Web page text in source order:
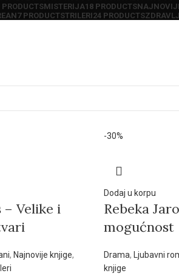
PRODUCTSMISTERIJA18 PRODUCTS
7 PRODUCTSTRILERI24 PRODUCTS
– Velike i
, Najnovije knjige,
-30%
Dodaj u korpu
Rebeka
mogućnost
Drama, Ljubavni
knjige